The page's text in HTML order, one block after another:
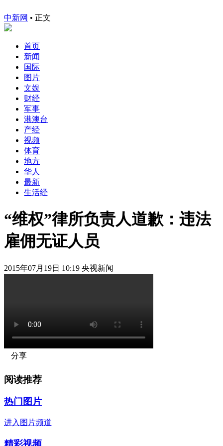
中新网 • 正文
首页
新闻
国际
图片
文娱
财经
军事
港澳台
产经
视频
体育
地方
华人
最新
生活经
“维权”律所负责人道歉：违法
雇佣无证人员
2015年07月19日 10:19 央视新闻
分享
阅读推荐
热门图片
进入图片频道
精彩视频